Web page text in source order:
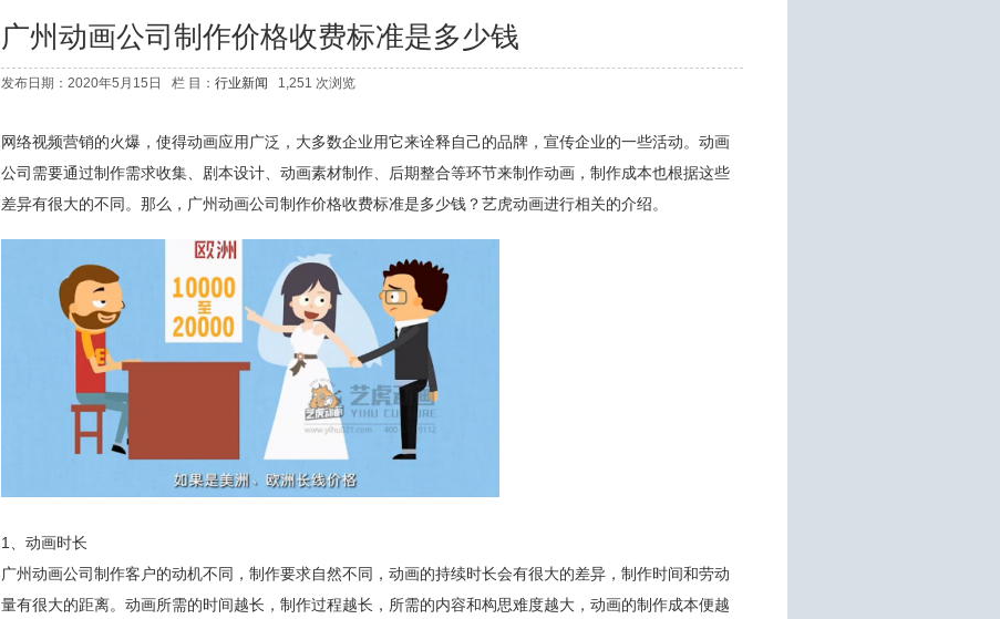
广州动画公司制作价格收费标准是多少钱
发布日期：2020年5月15日 栏 目： 行业新闻 1,251 次浏览
网络视频营销的火爆，使得动画应用广泛，大多数企业用它来诠释自己的品牌，宣传企业的一些活动。动画
公司需要通过制作需求收集、剧本设计、动画素材制作、后期整合等环节来制作动画，制作成本也根据这些
差异有很大的不同。那么， 广州动画公司制作价格收费标准是多少钱？艺虎动画进行相关的介绍。
1、动画时长
广州动画公司制作客户的动机不同，制作要求自然不同，动画的持续时长会有很大的差异，制作时间和劳动
量有很大的距离。动画所需的时间越长，制作过程越长，所需的内容和构思难度越大，动画的制作成本便越